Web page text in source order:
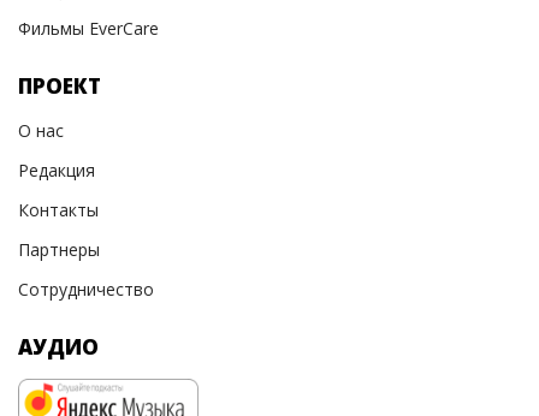
Фильмы EverCare
ПРОЕКТ
О нас
Редакция
Контакты
Партнеры
Сотрудничество
АУДИО